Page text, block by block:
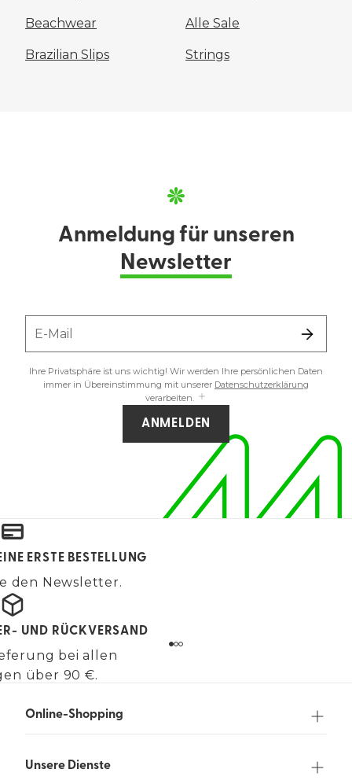
Beachwear Alle Sale
Brazilian Slips Strings
Anmeldung für unseren
Newsletter
E-Mail
Ihre Privatsphäre ist uns wichtig! Wir werden Ihre persönlichen Daten
immer in Übereinstimmung mit unserer Datenschutzerklärung
verarbeiten.
ANMELDEN
ERSTE BESTELLUNG
den Newsletter.
UND RÜCKVERSAND
bei allen
über 90 €.
Online-Shopping
Unsere Dienste